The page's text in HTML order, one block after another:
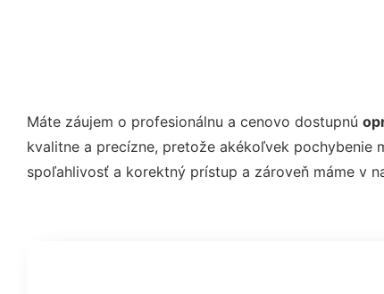
Máte záujem o profesionálnu a cenovo dostupnú
kvalitne a precízne, pretože akékoľvek
spoľahlivosť a korektný prístup a zároveň máme v